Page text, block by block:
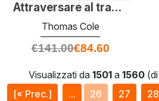
Attraversare al tramonto
Thomas Cole
€141.00€84.60
Visualizzati da 1501a 1560(di
[« Prec.]
... 26 27 28